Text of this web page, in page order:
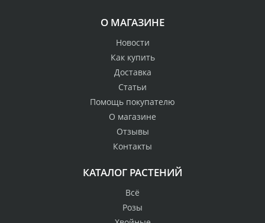
О МАГАЗИНЕ
Новости
Как купить
Доставка
Статьи
Помощь покупателю
О магазине
Отзывы
Контакты
КАТАЛОГ РАСТЕНИЙ
Всё
Розы